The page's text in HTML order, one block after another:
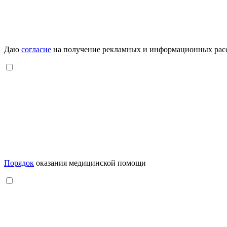
Даю согласие на получение рекламных и информационных
Порядок оказания медицинской помощи